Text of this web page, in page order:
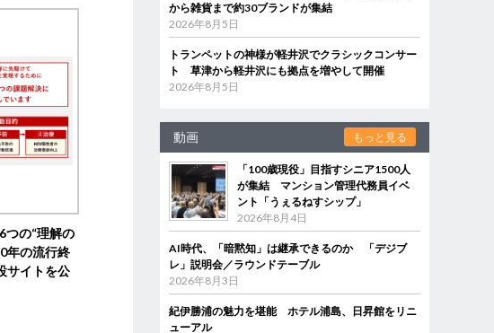
つの“理解の
年の流行終
サイトを公
から雑貨まで約30ブランドが集結
2026年8月5日
トランペットの神様が軽井沢でクラシックコンサー
ト 草津から軽井沢にも拠点を増やして開催
2026年8月5日
動画 もっと見る
「100歳現役」目指すシニア1500人
が集結 マンション管理代務員イベ
ント「うぇるねすシップ」
2026年8月4日
AI時代、「暗黙知」は継承できるのか 「デジブ
レ」説明会／ラウンドテーブル
2026年8月3日
紀伊勝浦の魅力を堪能 ホテル浦島、日昇館をリニ
ューアル